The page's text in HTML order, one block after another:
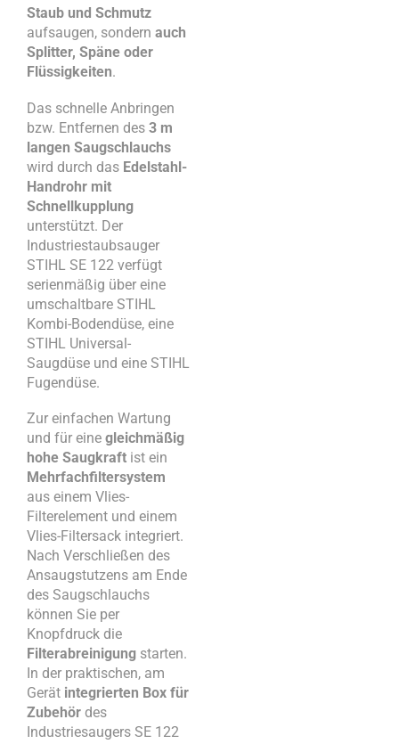
Staub und Schmutz
aufsaugen, sondern auch
Splitter, Späne oder
Flüssigkeiten.
Das schnelle Anbringen
bzw. Entfernen des 3 m
langen Saugschlauchs
wird durch das Edelstahl-
Handrohr mit
Schnellkupplung
unterstützt. Der
Industriestaubsauger
STIHL SE 122 verfügt
serienmäßig über eine
umschaltbare STIHL
Kombi-Bodendüse, eine
STIHL Universal-
Saugdüse und eine STIHL
Fugendüse.
Zur einfachen Wartung
und für eine gleichmäßig
hohe Saugkraft ist ein
Mehrfachfiltersystem
aus einem Vlies-
Filterelement und einem
Vlies-Filtersack integriert.
Nach Verschließen des
Ansaugstutzens am Ende
des Saugschlauchs
können Sie per
Knopfdruck die
Filterabreinigung starten.
In der praktischen, am
Gerät integrierten Box für
Zubehör des
Industriesaugers SE 122